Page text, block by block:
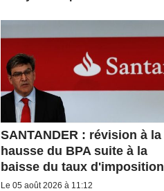
SANTANDER : révision à la
hausse du BPA suite à la
baisse du taux d'imposition
Le 05 août 2026 à 11:12